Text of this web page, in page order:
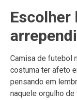
Escolher
Camisa de futebol
costuma ter afeto
pensando em
naquele orgulho